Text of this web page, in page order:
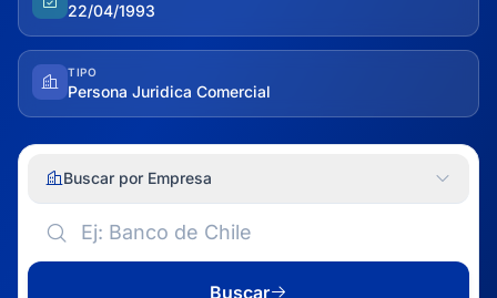
22/04/1993
TIPO
Persona Juridica Comercial
Buscar por Empresa
Buscar